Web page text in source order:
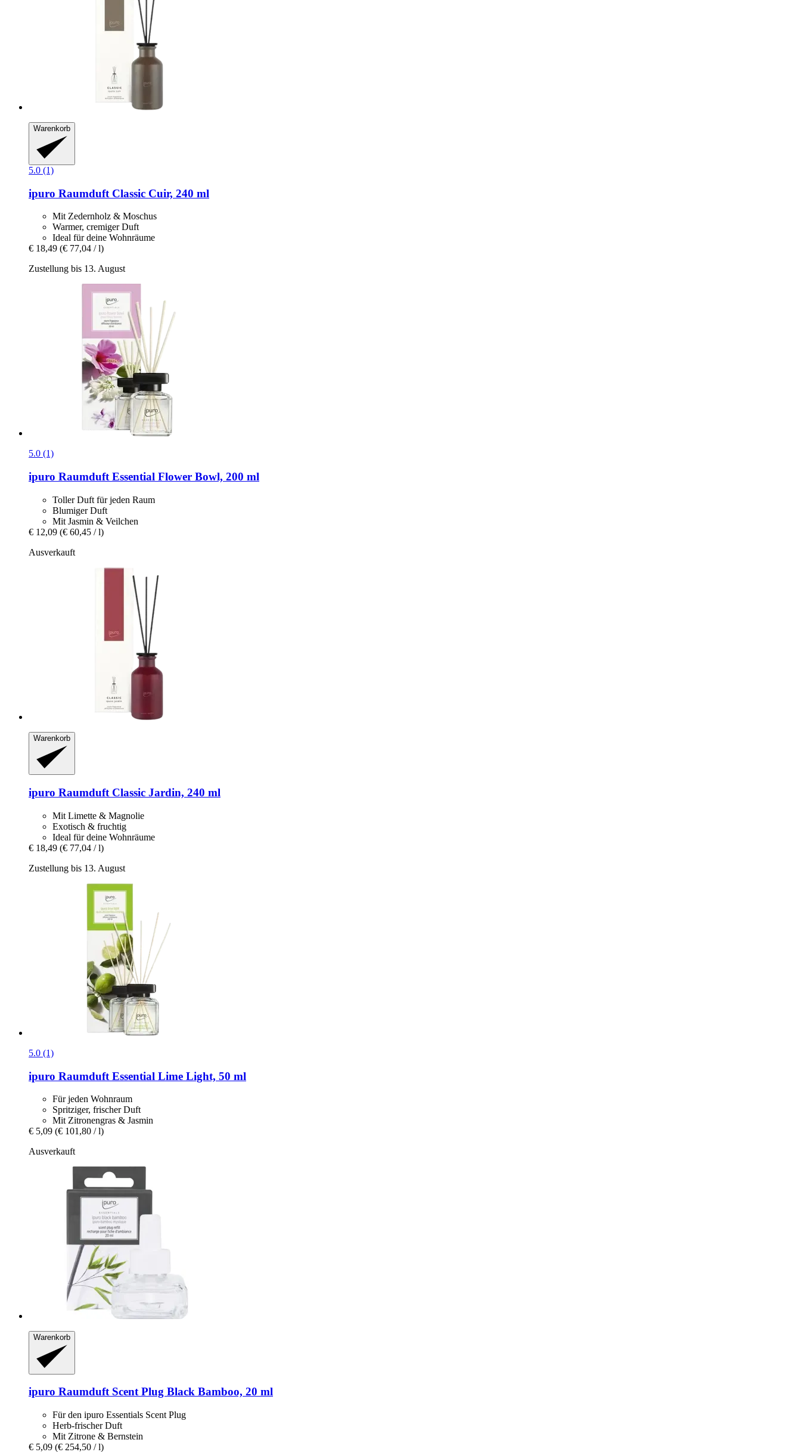
Warenkorb
5.0 (1)
ipuro Raumduft Classic Cuir, 240 ml
Mit Zedernholz & Moschus
Warmer, cremiger Duft
Ideal für deine Wohnräume
€ 18,49 (€ 77,04 / l)
Zustellung bis 13. August
5.0 (1)
ipuro Raumduft Essential Flower Bowl, 200 ml
Toller Duft für jeden Raum
Blumiger Duft
Mit Jasmin & Veilchen
€ 12,09 (€ 60,45 / l)
Ausverkauft
Warenkorb
ipuro Raumduft Classic Jardin, 240 ml
Mit Limette & Magnolie
Exotisch & fruchtig
Ideal für deine Wohnräume
€ 18,49 (€ 77,04 / l)
Zustellung bis 13. August
5.0 (1)
ipuro Raumduft Essential Lime Light, 50 ml
Für jeden Wohnraum
Spritziger, frischer Duft
Mit Zitronengras & Jasmin
€ 5,09 (€ 101,80 / l)
Ausverkauft
Warenkorb
ipuro Raumduft Scent Plug Black Bamboo, 20 ml
Für den ipuro Essentials Scent Plug
Herb-frischer Duft
Mit Zitrone & Bernstein
€ 5,09 (€ 254,50 / l)